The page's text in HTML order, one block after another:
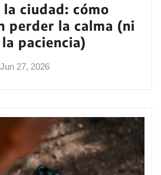
ciudad: cómo
perder la calma (ni
paciencia)
Jun 27, 2026